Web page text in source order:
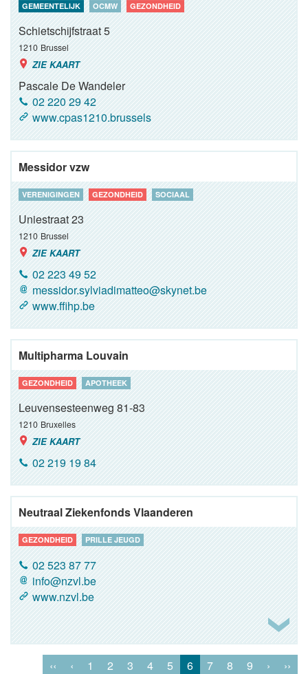
GEMEENTELIJK OCMW GEZONDHEID
Schietschijfstraat 5
1210 Brussel
ZIE KAART
Pascale De Wandeler
02 220 29 42
www.cpas1210.brussels
Messidor vzw
VERENIGINGEN GEZONDHEID SOCIAAL
Uniestraat 23
1210 Brussel
ZIE KAART
02 223 49 52
messidor.sylviadimatteo@skynet.be
www.ffihp.be
Multipharma Louvain
GEZONDHEID APOTHEEK
Leuvensesteenweg 81-83
1210 Bruxelles
ZIE KAART
02 219 19 84
Neutraal Ziekenfonds Vlaanderen
GEZONDHEID PRILLE JEUGD
02 523 87 77
info@nzvl.be
www.nzvl.be
‹‹ ‹ 1 2 3 4 5 6 7 8 9 › ››